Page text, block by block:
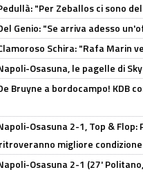
"Per Zeballos ci sono
Genio: "Se arriva adesso
Schira: "Rafa Marin
Osasuna, le pagelle di
Bruyne a bordocampo! KDB
Osasuna 2-1, Top &
migliore condizione
Osasuna 2-1 (27'